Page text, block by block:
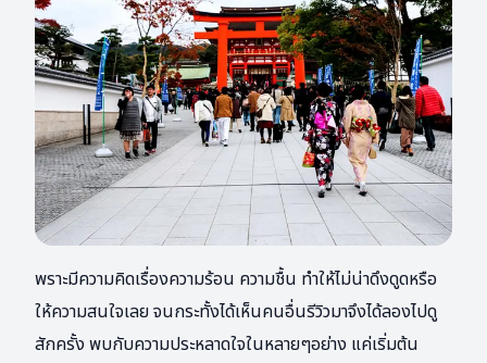
พราะมีความคิดเรื่องความร้อน ความชื้น ทำให้ไม่น่าดึงดูดหรือ
ให้ความสนใจเลย จนกระทั้งได้เห็นคนอื่นรีวิวมาจึงได้ลองไปดู
สักครั้ง พบกับความประหลาดใจในหลายๆอย่าง แค่เริ่มต้น